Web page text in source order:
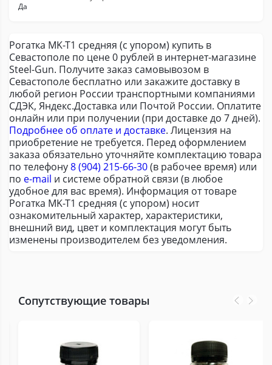
Да
Рогатка MK-T1 средняя (с упором) купить в
Севастополе по цене 0 рублей в интернет-магазине
Steel-Gun. Получите заказ самовывозом в
Севастополе бесплатно или закажите доставку в
любой регион России транспортными компаниями
СДЭК, Яндекс.Доставка или Почтой России. Оплатите
онлайн или при получении (при доставке до 7 дней).
Подробнее об оплате и доставке. Лицензия на
приобретение не требуется. Перед оформлением
заказа обязательно уточняйте комплектацию товара
по телефону8 (904) 215-66-30(в рабочее время) или
по e-mail и системе обратной связи (в любое
удобное для вас время). Информация от товаре
Рогатка MK-T1 средняя (с упором) носит
ознакомительный характер, характеристики,
внешний вид, цвет и комплектация могут быть
изменены производителем без уведомления.
Сопутствующие товары